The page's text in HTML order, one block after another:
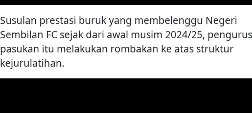
Susulan prestasi buruk yang membelenggu Negeri
Sembilan FC sejak dari awal musim 2024/25,
pasukan itu melakukan rombakan ke atas struktur
kejurulatihan.